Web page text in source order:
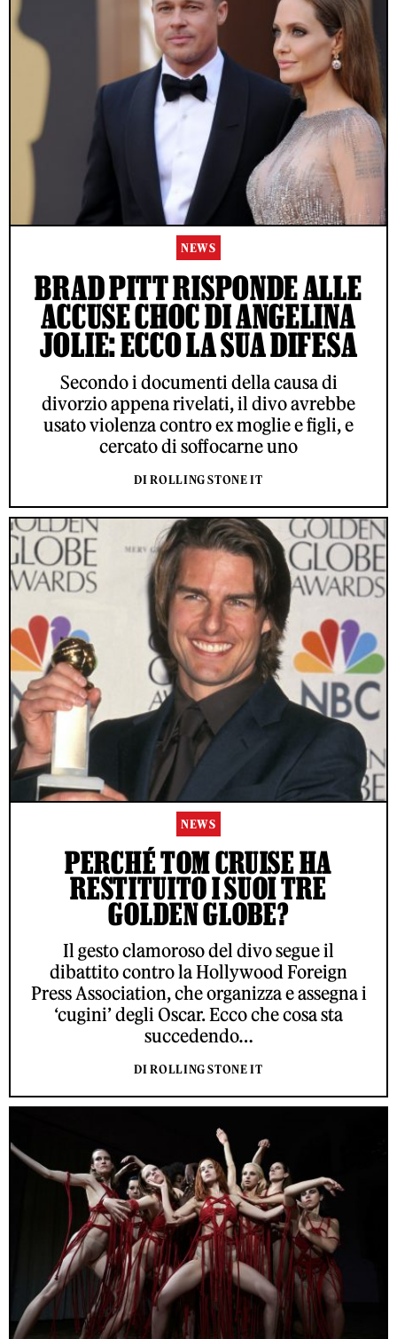
NEWS
BRAD PITT RISPONDE ALLE
ACCUSE CHOC DI ANGELINA
JOLIE: ECCO LA SUA DIFESA
Secondo i documenti della causa di
divorzio appena rivelati, il divo avrebbe
usato violenza contro ex moglie e figli, e
cercato di soffocarne uno
DI ROLLING STONE IT
NEWS
PERCHÉ TOM CRUISE HA
RESTITUITO I SUOI TRE
GOLDEN GLOBE?
Il gesto clamoroso del divo segue il
dibattito contro la Hollywood Foreign
Press Association, che organizza e assegna i
‘cugini’ degli Oscar. Ecco che cosa sta
succedendo…
DI ROLLING STONE IT